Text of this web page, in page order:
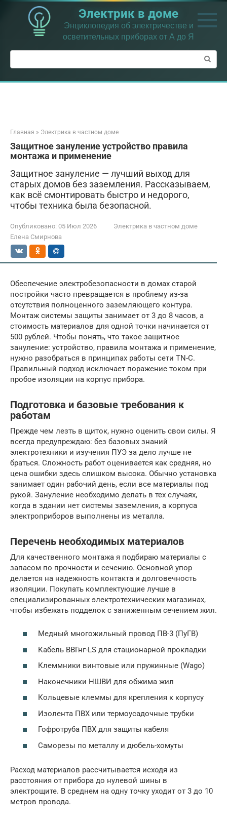
Перейти
контенту
Электрик в доме
Энциклопедия об электричестве и
осветительных приборах от А до Я
Поиск:
Главная » Электрика в частном доме
Защитное зануление устройство правила
монтажа и применение
Защитное зануление — лучший выход для
старых домов без заземления. Рассказываем,
как всё смонтировать быстро и недорого,
чтобы техника была безопасной.
Опубликовано: 05 Июл 2026
Электрика в частном доме
Елена Смирнова
Обеспечение электробезопасности в домах старой
постройки часто превращается в проблему из-за
отсутствия полноценного заземляющего контура.
Монтаж системы защиты занимает от 3 до 8 часов, а
стоимость материалов для одной точки начинается от
500 рублей. Чтобы понять, что такое защитное
зануление: устройство, правила монтажа и применение,
нужно разобраться в принципах работы сети TN-C.
Правильный подход исключает поражение током при
пробое изоляции на корпус прибора.
Подготовка и базовые требования к
работам
Прежде чем лезть в щиток, нужно оценить свои силы. Я
всегда предупреждаю: без базовых знаний
электротехники и изучения ПУЭ за дело лучше не
браться. Сложность работ оценивается как средняя, но
цена ошибки здесь слишком высока. Обычно установка
занимает один рабочий день, если все материалы под
рукой. Зануление необходимо делать в тех случаях,
когда в здании нет системы заземления, а корпуса
электроприборов выполнены из металла.
Перечень необходимых материалов
Для качественного монтажа я подбираю материалы с
запасом по прочности и сечению. Основной упор
делается на надежность контакта и долговечность
изоляции. Покупать комплектующие лучше в
специализированных электротехнических магазинах,
чтобы избежать подделок с заниженным сечением жил.
Медный многожильный провод ПВ-3 (ПуГВ)
Кабель ВВГнг-LS для стационарной прокладки
Клеммники винтовые или пружинные (Wago)
Наконечники НШВИ для обжима жил
Кольцевые клеммы для крепления к корпусу
Изолента ПВХ или термоусадочные трубки
Гофротруба ПВХ для защиты кабеля
Саморезы по металлу и дюбель-хомуты
Расход материалов рассчитывается исходя из
расстояния от прибора до нулевой шины в
электрощите. В среднем на одну точку уходит от 3 до 10
метров провода.